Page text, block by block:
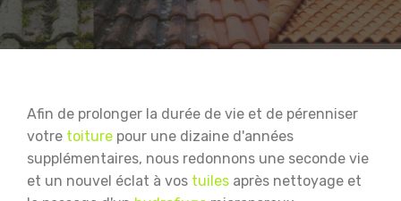
Afin de prolonger la durée de vie et de pérenniser
votre toiture pour une dizaine d'années
supplémentaires, nous redonnons une seconde vie
et un nouvel éclat à vos tuiles après nettoyage et